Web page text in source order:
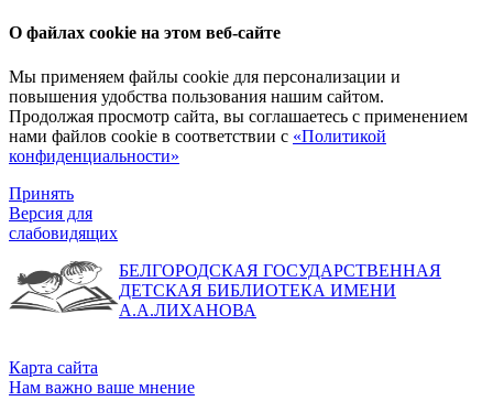
О файлах cookie на этом веб-сайте
Мы применяем файлы cookie для персонализации и
повышения удобства пользования нашим сайтом.
Продолжая просмотр сайта, вы соглашаетесь с применением
нами файлов cookie в соответствии с «Политикой
конфиденциальности»
Принять
Версия для
слабовидящих
БЕЛГОРОДСКАЯ ГОСУДАРСТВЕННАЯ
ДЕТСКАЯ БИБЛИОТЕКА ИМЕНИ
А.А.ЛИХАНОВА
Карта сайта
Нам важно ваше мнение